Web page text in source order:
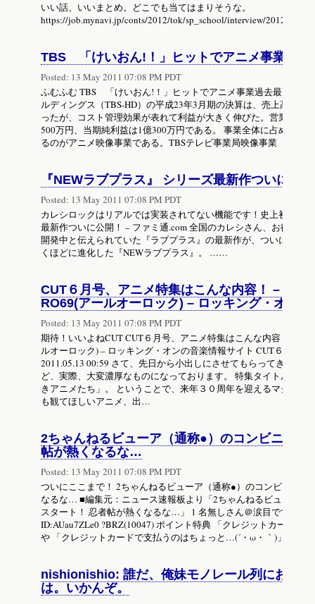
いい話、いいまとめ。どこでも当てはまりそうな。
https://job.mynavi.jp/conts/2012/tok/sp_school/interview/2012/
TBS 「けいおん!！」ヒットでアニメ事業過去
Posted: 13 May 2011 07:08 PM PDT
ふむふむ TBS 「けいおん!！」ヒットでアニメ事業過去最高益 5
ルディングス（TBS-HD）の平成23年3月期の決算は、売上高は前
ったが、コスト管理効果が表れて利益が大きく伸びた。営業利益
500万円、当期純利益は1億300万円である。 事業全体に占める割
るのがアニメ映像事業である。TBSテレビ事業局映像事業（アニ
『NEWラブプラス』 シリーズ最新作ついに公
Posted: 13 May 2011 07:08 PM PDT
カレシロックはリアルでは実装されてない機能です！史上初！と
最新作ついに公開！ – ファミ通.com 全国のカレシさん、お待た
開発中と伝えられていた『ラブプラス』の最新作が、ついにお披
くほどに進化した『NEWラブプラス』。 ……
CUT６月号、アニメ特集はこんな内容！ – Cut
RO69(アールオーロック) – ロッキング・オン
Posted: 13 May 2011 07:08 PM PDT
期待！いいよねCUT CUT６月号、アニメ特集はこんな内容！ –
ルオーロック) – ロッキング・オンの音楽情報サイト CUT６月号
2011.05.13 00:59 さて、先日から小出しにさせてもらってきた
ど、実際、大変濃厚なものになっております。 特集タイトルは、
きアニメたち」。 ということで、来年３０周年を迎えるマクロス
も観てほしいアニメ、出…
2ちゃんねるビューア（通称●）のコンビニ決済
帖が熱くなるな…
Posted: 13 May 2011 07:08 PM PDT
ついにここまで！ 2ちゃんねるビューア（通称●）のコンビニ決済
なるな… ■編集元：ニュース速報板より「2ちゃんねるビューア（
スタート！ 忍者帖が熱くなるな…」 1 名無しさん＠涙目です。(東
ID:AUau7ZLe0 ?BRZ(10047) ポイント特典 「クレジットカードは
や 「クレジットカードで支払うのはちょっと…(´・ω・｀)」 と
nishionishio: 誰だ、俺妹モノレール列におば
は。いかんぞ。